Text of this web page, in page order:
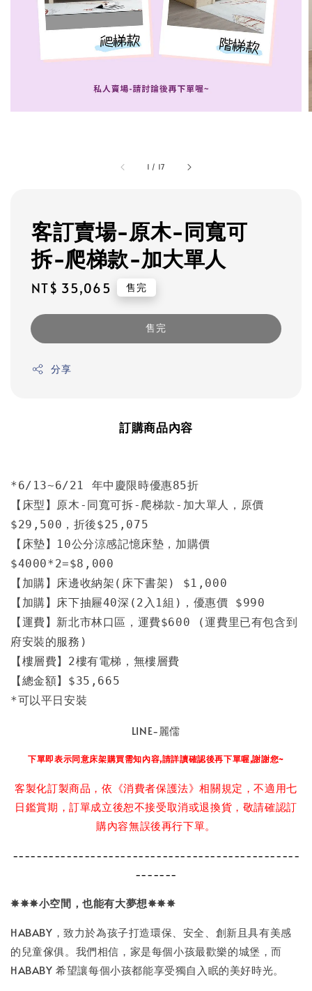
1 / 17
客訂賣場-原木-同寬可
拆-爬梯款-加大單人
Regular
NT$ 35,065 售完
售完
分享
訂購商品內容
*6/13~6/21 年中慶限時優惠85折
【床型】原木-同寬可拆-爬梯款-加大單人，原價
$29,500，折後$25,075
【床墊】10公分涼感記憶床墊，加購價
$4000*2=$8,000
【加購】床邊收納架(床下書架) $1,000
【加購】床下抽屜40深(2入1組)，優惠價 $990
【運費】新北市林口區，運費$600 (運費里已有包含到
府安裝的服務)
【樓層費】2樓有電梯，無樓層費
【總金額】$35,665
*可以平日安裝
LINE-麗儒
下單即表示同意床架購買需知內容,請詳讀確認後再下單喔,謝謝您~
客製化訂製商品，依《消費者保護法》相關規定，不適用七
日鑑賞期，訂單成立後恕不接受取消或退換貨，敬請確認訂
購內容無誤後再行下單。
------------------------------------------------
-------
✵✵✵小空間，也能有大夢想✵✵✵
HABABY，致力於為孩子打造環保、安全、創新且具有美感
的兒童傢俱。我們相信，家是每個小孩最歡樂的城堡，而
HABABY 希望讓每個小孩都能享受獨自入眠的美好時光。